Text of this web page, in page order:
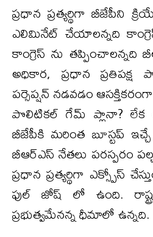
ప్రధాన ప్రత్యర్థిగా బీజేపీని
ఎలిమినేట్ చేయాలన్నది
కాంగ్రెస్ ను తప్పించాలన్నది
అధికార, ప్రధాన ప్రతిపక్ష
పర్సెప్షన్ నడవడం
పొలిటికల్ గేమ్ ప్లానా? లేక
బీజేపీకి మరింత బూస్టప్
బీఆర్ఎస్ నేతలు పరస్పరం
ప్రధాన ప్రత్యర్థిగా ఎక్స్పోస్
ఫుల్ జోష్ లో ఉంది.
ప్రభుత్వమేనన్న ధీమాలో ఉన్నది.